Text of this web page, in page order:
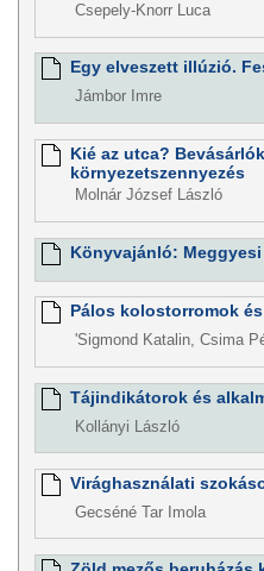
Csepely-Knorr Luca
Egy elveszett illúzió.
Jámbor Imre
Kié az utca?
környezetszennyezés
Molnár József László
Könyvajánló:
Pálos kolostorromok
'Sigmond Katalin, Csima
Tájindikátorok és
Kollányi László
Virághasználati
Gecséné Tar Imola